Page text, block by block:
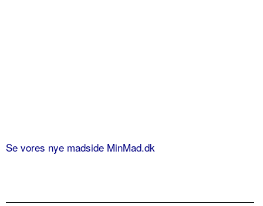
Se vores nye madside MinMad.dk